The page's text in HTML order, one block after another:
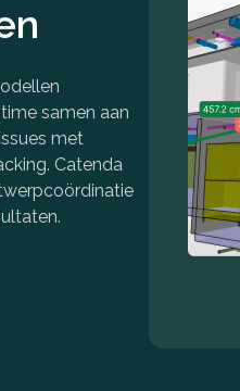
samen aan
met
Catenda